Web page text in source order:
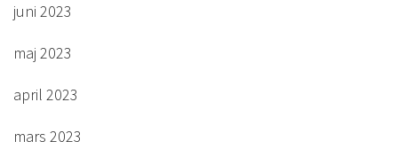
juni 2023
maj 2023
april 2023
mars 2023